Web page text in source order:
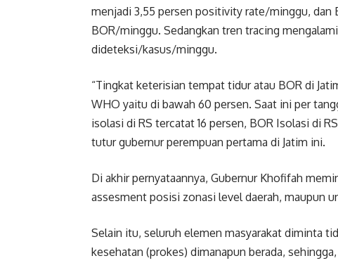
menjadi 3,55 persen positivity rate/minggu, dan
BOR/minggu. Sedangkan tren tracing
dideteksi/kasus/minggu.
“Tingkat keterisian tempat tidur atau BOR di
WHO yaitu di bawah 60 persen. Saat ini per
isolasi di RS tercatat 16 persen, BOR Isolasi di
tutur gubernur perempuan pertama di Jatim ini.
Di akhir pernyataannya, Gubernur Khofifah
assesment posisi zonasi level daerah, maupun
Selain itu, seluruh elemen masyarakat diminta
kesehatan (prokes) dimanapun berada,